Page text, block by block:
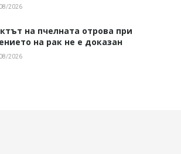
2026
на пчелната отрова при
на рак не е доказан
2026